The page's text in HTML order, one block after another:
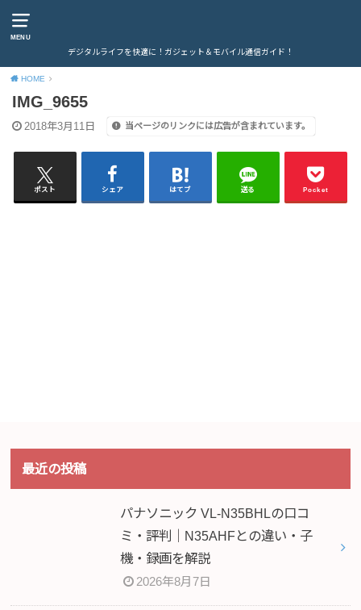
MENU
デジタルライフを快適に！ガジェット＆モバイル通信ガイド！
HOME
IMG_9655
2018年3月11日 当ページのリンクには広告が含まれています。
ポスト シェア はてブ 送る Pocket
最近の投稿
パナソニック VL-N35BHLの口コ
ミ・評判｜N35AHFとの違い・子
機・録画を解説
2026年8月7日